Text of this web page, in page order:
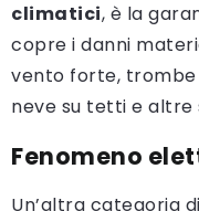
climatici, è la
copre i danni
vento forte, trombe
neve su tetti e
Fenomeno
Un’altra categoria